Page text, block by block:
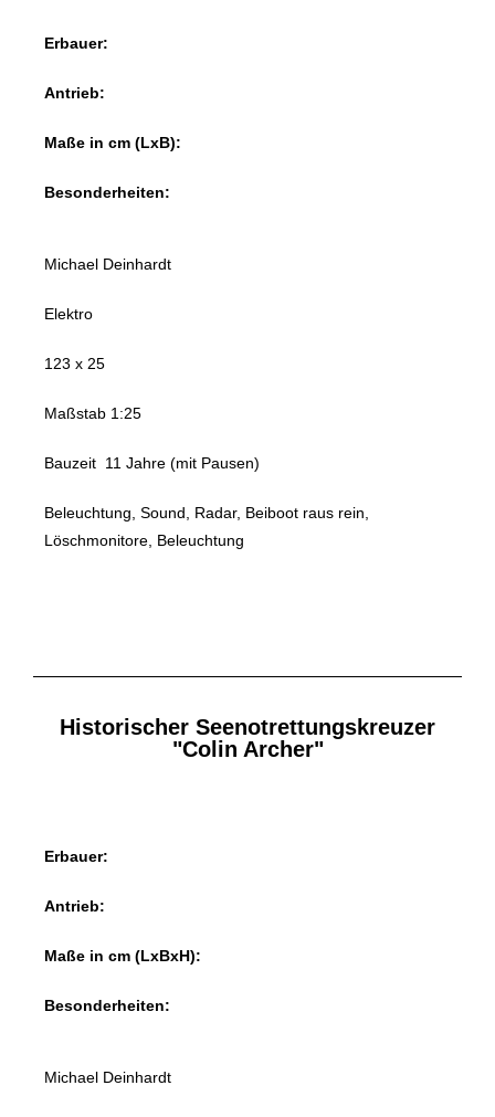
Erbauer:
Antrieb:
Maße in cm (LxB):
Besonderheiten:
Michael Deinhardt
Elektro
123 x 25
Maßstab 1:25
Bauzeit 11 Jahre (mit Pausen)
Beleuchtung, Sound, Radar, Beiboot raus rein,
Löschmonitore, Beleuchtung
Historischer Seenotrettungskreuzer
"Colin Archer"
Erbauer:
Antrieb:
Maße in cm (LxBxH):
Besonderheiten:
Michael Deinhardt